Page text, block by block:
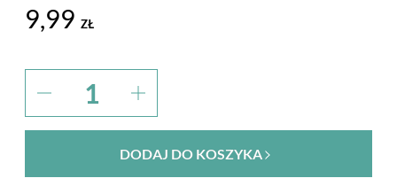
9,99 ZŁ
DODAJ DO KOSZYKA